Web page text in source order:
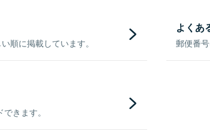
順に掲載しています。
よくあ
郵便番
きます。